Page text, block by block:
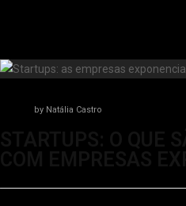
by Natália Castro